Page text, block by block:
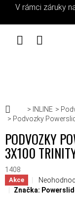
Přejít na obsah
V rámci záruky
DomůINLINE
Podvozky
PODVOZKY
3X100
1408
Akce Průměrné
Značka: